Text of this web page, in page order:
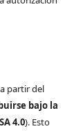
partir del
bajo la
4.0). Esto